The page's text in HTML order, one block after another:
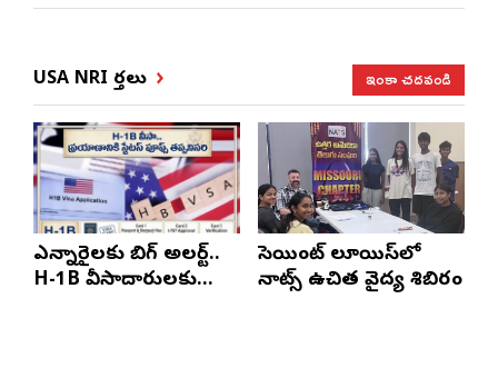
USA NRI వార్తలు ఇంకా చదవండి
ఎన్నారైలకు బిగ్ అలర్ట్..
H-1B వీసాదారులకు
సెయింట్ లూయిస్‌లో
నాట్స్ ఉచిత వైద్య శిబిరం